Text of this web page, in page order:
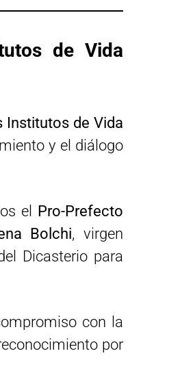
de Vida
Institutos de Vida
y el diálogo
el Pro-Prefecto
Bolchi, virgen
Dicasterio para
con la
por